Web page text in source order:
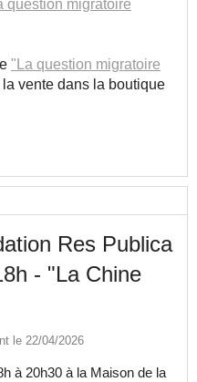
question migratoire
"La question migratoire
vente dans la boutique
Res Publica
- "La Chine
le 22/04/2026
à 20h30 à la Maison de la